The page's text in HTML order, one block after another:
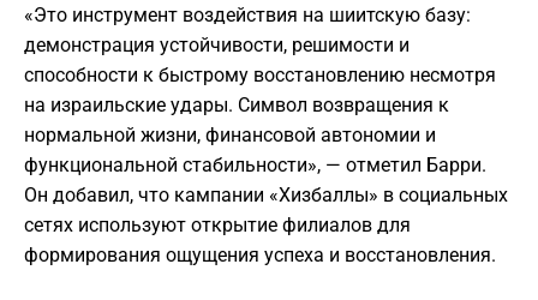
«Это инструмент воздействия на шиитскую базу:
демонстрация устойчивости, решимости и
способности к быстрому восстановлению несмотря
на израильские удары. Символ возвращения к
нормальной жизни, финансовой автономии и
функциональной стабильности», — отметил Барри.
Он добавил, что кампании «Хизбаллы» в социальных
сетях используют открытие филиалов для
формирования ощущения успеха и восстановления.